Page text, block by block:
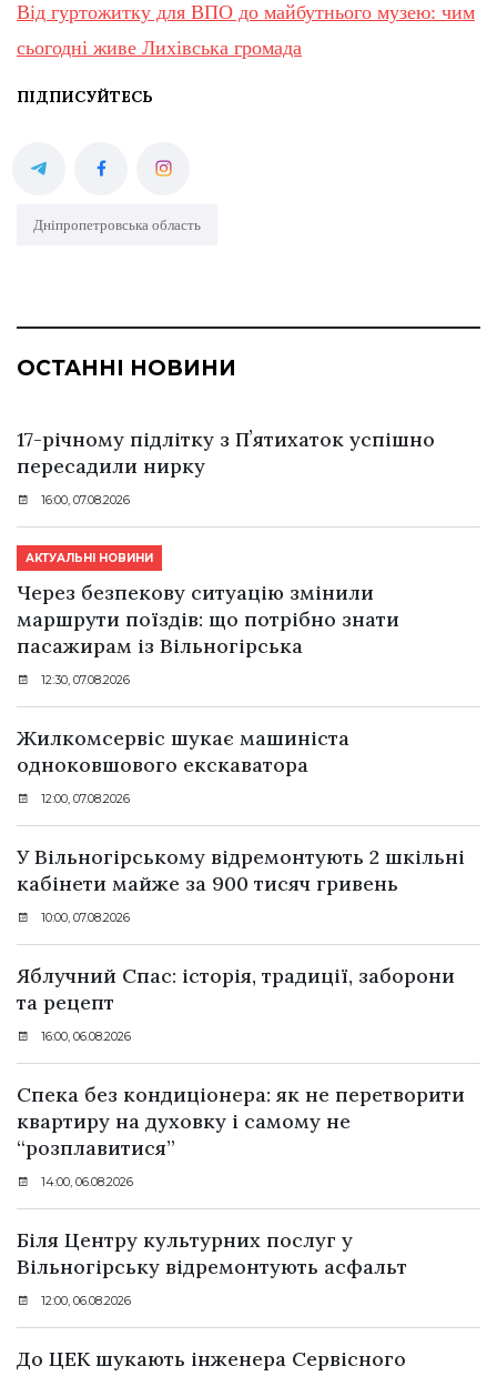
Від гуртожитку для ВПО до майбутнього музею: чим
сьогодні живе Лихівська громада
ПІДПИСУЙТЕСЬ
Дніпропетровська область
ОСТАННІ НОВИНИ
17-річному підлітку з Пʼятихаток успішно
пересадили нирку
16:00, 07.08.2026
АКТУАЛЬНІ НОВИНИ
Через безпекову ситуацію змінили
маршрути поїздів: що потрібно знати
пасажирам із Вільногірська
12:30, 07.08.2026
Жилкомсервіс шукає машиніста
одноковшового екскаватора
12:00, 07.08.2026
У Вільногірському відремонтують 2 шкільні
кабінети майже за 900 тисяч гривень
10:00, 07.08.2026
Яблучний Спас: історія, традиції, заборони
та рецепт
16:00, 06.08.2026
Спека без кондиціонера: як не перетворити
квартиру на духовку і самому не
“розплавитися”
14:00, 06.08.2026
Біля Центру культурних послуг у
Вільногірську відремонтують асфальт
12:00, 06.08.2026
До ЦЕК шукають інженера Сервісного